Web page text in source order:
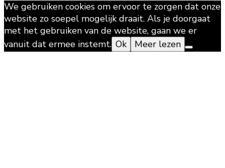
We gebruiken cookies om ervoor te zorgen dat onze
website zo soepel mogelijk draait. Als je doorgaat
met het gebruiken van de website, gaan we er
vanuit dat ermee instemt. Ok Meer lezen